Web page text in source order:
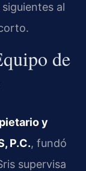
al
de
y
P.C., fundó
supervisa